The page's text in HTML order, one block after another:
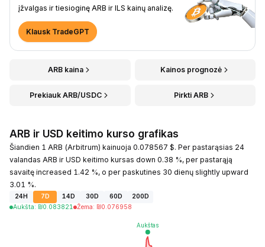
įžvalgas ir tiesioginę ARB ir ILS kainų analizę.
Klausk TradeGPT
ARB kaina Kainos prognozė
Prekiauk ARB/USDC Pirkti ARB
ARB ir USD keitimo kurso grafikas
Šiandien 1 ARB (Arbitrum) kainuoja 0.078567 $. Per pastarąsias 24
valandas ARB ir USD keitimo kursas down 0.38 %, per pastarąją
savaitę increased 1.42 %, o per paskutines 30 dienų slightly upward
3.01 %.
24H 7D 14D 30D 60D
200D
Aukšta: ₪0.083821 Žema: ₪0.076958